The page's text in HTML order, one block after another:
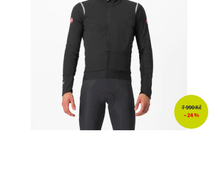
hvězdiček.
7 990 Kč
–24 %